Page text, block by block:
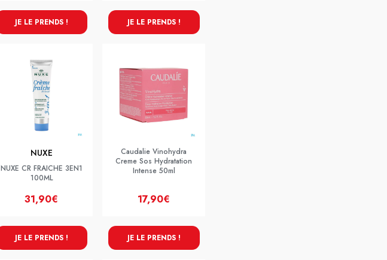
JE LE PRENDS ! JE LE PRENDS !
NUXE
NUXE CR FRAICHE 3EN1
100ML
31,90€
JE LE PRENDS !
Caudalie Vinohydra
Creme Sos Hydratation
Intense 50ml
17,90€
JE LE PRENDS !